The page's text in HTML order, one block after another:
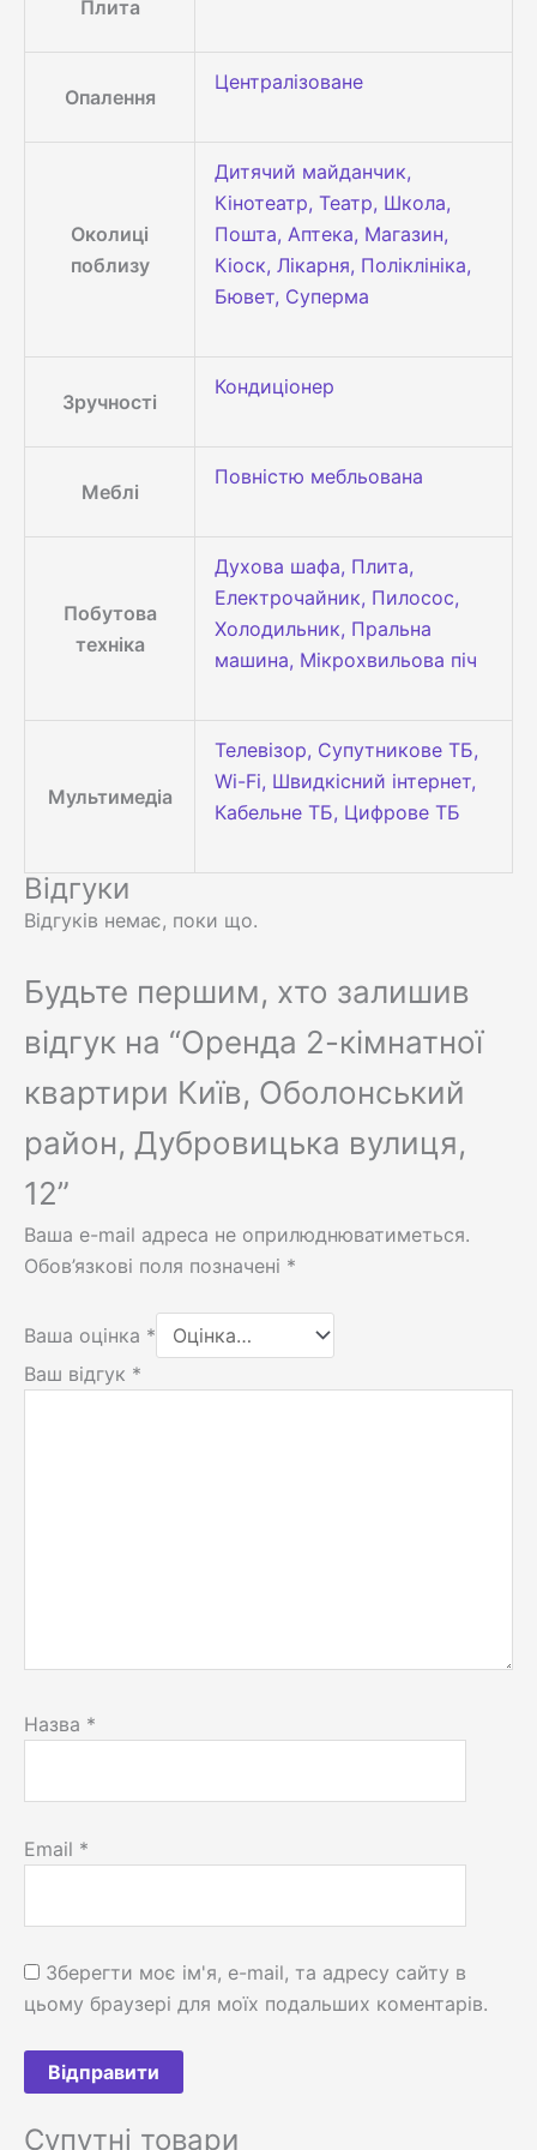
Плита
Опалення
Централізоване
Околиці
поблизу
Дитячий майданчик,
Кінотеатр, Театр, Школа,
Пошта, Аптека, Магазин,
Кіоск, Лікарня, Поліклініка,
Бювет, Суперма
Зручності
Кондиціонер
Меблі
Повністю мебльована
Побутова
техніка
Духова шафа, Плита,
Електрочайник, Пилосос,
Холодильник, Пральна
машина, Мікрохвильова піч
Мультимедіа
Телевізор, Супутникове ТБ,
Wi-Fi, Швидкісний інтернет,
Кабельне ТБ, Цифрове ТБ
Відгуки
Відгуків немає, поки що.
Будьте першим, хто залишив
відгук на “Оренда 2-кімнатної
квартири Київ, Оболонський
район, Дубровицька вулиця,
12”
Ваша e-mail адреса не оприлюднюватиметься.
Обов’язкові поля позначені *
Ваша оцінка *
Ваш відгук *
Назва *
Email *
Зберегти моє ім'я, e-mail, та адресу сайту в
цьому браузері для моїх подальших коментарів.
Супутні товари